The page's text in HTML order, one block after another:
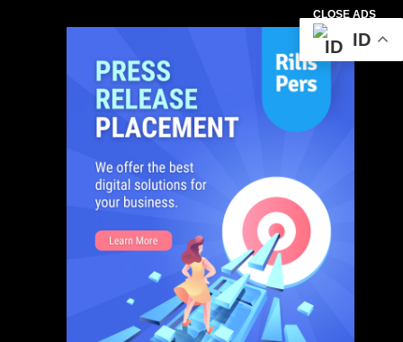
CLOSE ADS
ID